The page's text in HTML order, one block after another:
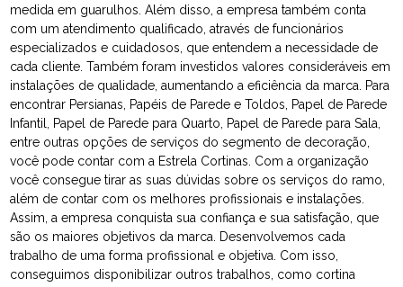
medida em guarulhos. Além disso, a empresa também conta
com um atendimento qualificado, através de funcionários
especializados e cuidadosos, que entendem a necessidade de
cada cliente. Também foram investidos valores consideráveis em
instalações de qualidade, aumentando a eficiência da marca. Para
encontrar Persianas, Papéis de Parede e Toldos, Papel de Parede
Infantil, Papel de Parede para Quarto, Papel de Parede para Sala,
entre outras opções de serviços do segmento de decoração,
você pode contar com a Estrela Cortinas. Com a organização
você consegue tirar as suas dúvidas sobre os serviços do ramo,
além de contar com os melhores profissionais e instalações.
Assim, a empresa conquista sua confiança e sua satisfação, que
são os maiores objetivos da marca. Desenvolvemos cada
trabalho de uma forma profissional e objetiva. Com isso,
conseguimos disponibilizar outros trabalhos, como cortina